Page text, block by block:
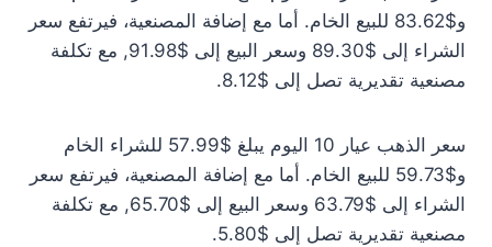
و$83.62 للبيع الخام. أما مع إضافة المصنعية، فيرتفع سعر
الشراء إلى $89.30 وسعر البيع إلى $91.98, مع تكلفة
مصنعية تقديرية تصل إلى $8.12.
سعر الذهب عيار 10 اليوم يبلغ $57.99 للشراء الخام
و$59.73 للبيع الخام. أما مع إضافة المصنعية، فيرتفع سعر
الشراء إلى $63.79 وسعر البيع إلى $65.70, مع تكلفة
مصنعية تقديرية تصل إلى $5.80.